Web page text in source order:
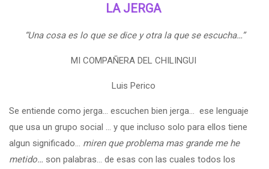
LA JERGA
“Una cosa es lo que se dice y otra la que se escucha…”
MI COMPAÑERA DEL CHILINGUI
Luis Perico
Se entiende como jerga… escuchen bien jerga… ese lenguaje
que usa un grupo social … y que incluso solo para ellos tiene
algun significado… miren que problema mas grande me he
metido… son palabras… de esas con las cuales todos los